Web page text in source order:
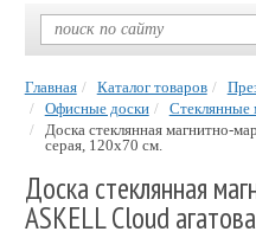
Главная Каталог товаров
Офисные доски
Стеклянные
Доска стеклянная магнитно-
серая, 120х70 см.
Доска стеклянная
ASKELL Cloud